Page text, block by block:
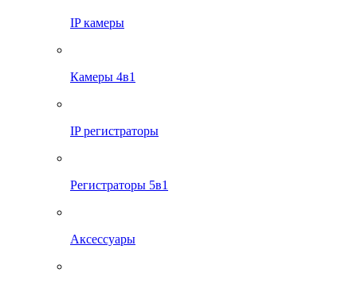
IP камеры
Камеры 4в1
IP регистраторы
Регистраторы 5в1
Аксессуары